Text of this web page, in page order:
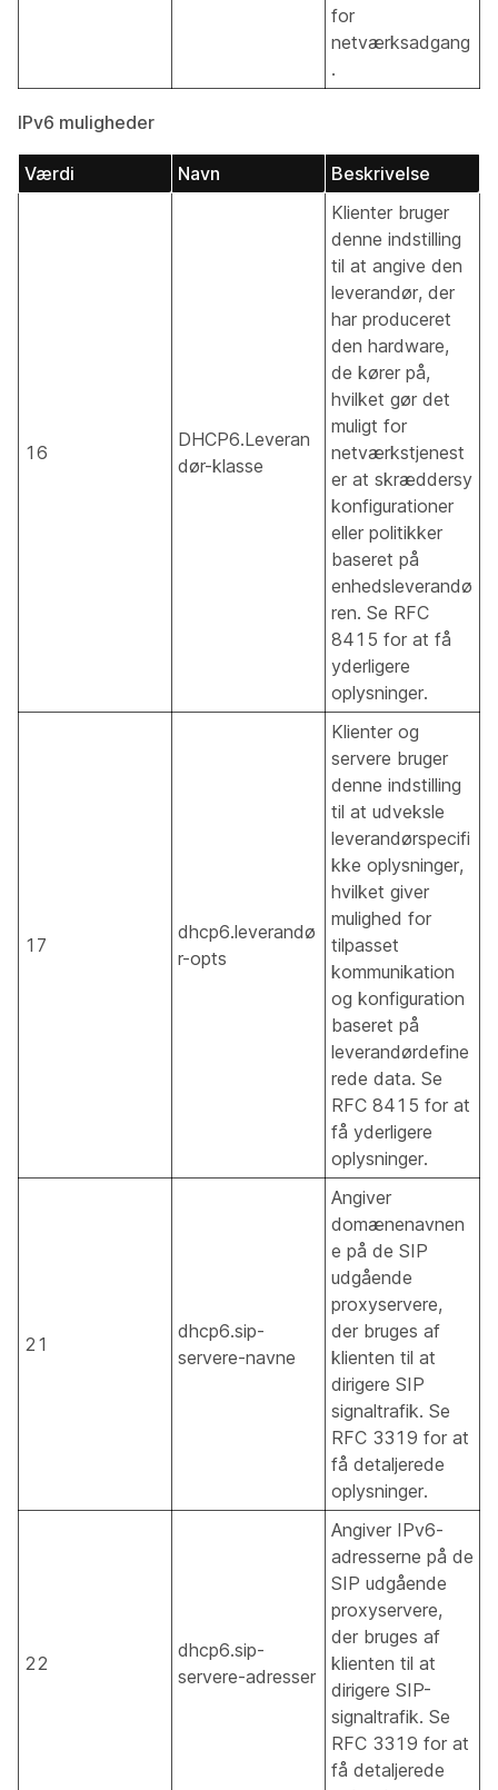
for
netværksadgang
.
IPv6 muligheder
Værdi Navn Beskrivelse
16
DHCP6.Leveran
dør-klasse
Klienter bruger
denne indstilling
til at angive den
leverandør, der
har produceret
den hardware,
de kører på,
hvilket gør det
muligt for
netværkstjenest
er at skræddersy
konfigurationer
eller politikker
baseret på
enhedsleverandø
ren. Se RFC
8415 for at få
yderligere
oplysninger.
17
dhcp6.leverandø
r-opts
Klienter og
servere bruger
denne indstilling
til at udveksle
leverandørspecifi
kke oplysninger,
hvilket giver
mulighed for
tilpasset
kommunikation
og konfiguration
baseret på
leverandørdefine
rede data. Se
RFC 8415 for at
få yderligere
oplysninger.
21
dhcp6.sip-
servere-navne
Angiver
domænenavnen
e på de SIP
udgående
proxyservere,
der bruges af
klienten til at
dirigere SIP
signaltrafik. Se
RFC 3319 for at
få detaljerede
oplysninger.
22
dhcp6.sip-
servere-adresser
Angiver IPv6-
adresserne på de
SIP udgående
proxyservere,
der bruges af
klienten til at
dirigere SIP-
signaltrafik. Se
RFC 3319 for at
få detaljerede